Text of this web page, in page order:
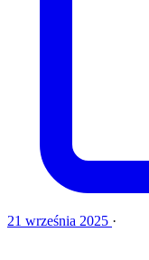
21 września 2025 ·